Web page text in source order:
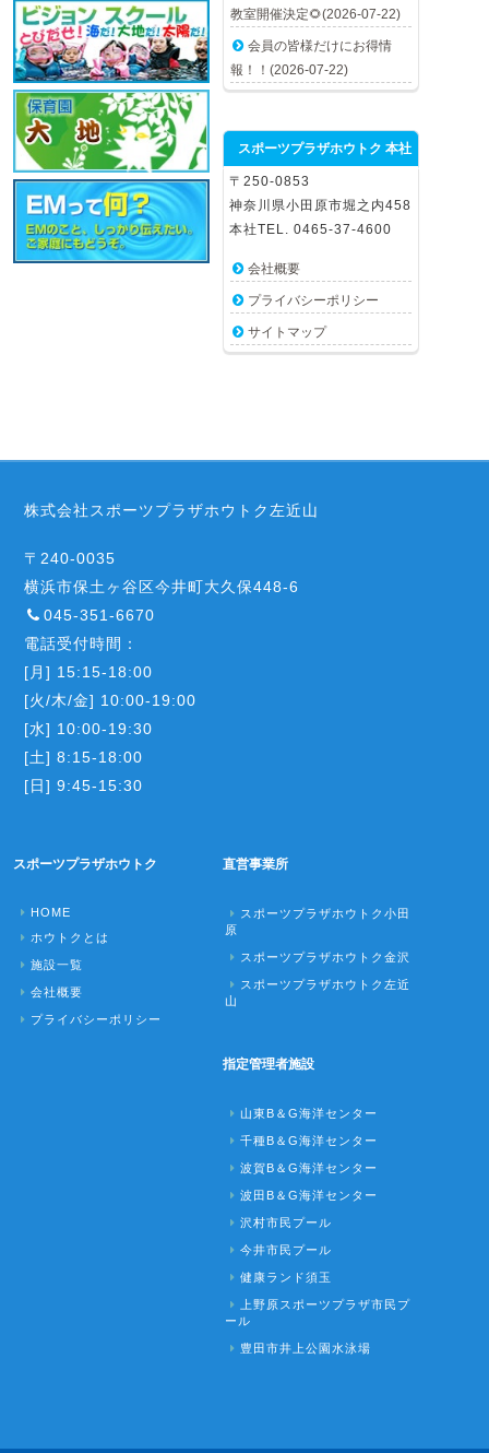
教室開催決定🌻(2026-07-22)
会員の皆様だけにお得情
報！！(2026-07-22)
スポーツプラザホウトク 本社
〒250-0853
神奈川県小田原市堀之内458
本社TEL. 0465-37-4600
会社概要
プライバシーポリシー
サイトマップ
株式会社スポーツプラザホウトク左近山
〒240-0035
横浜市保土ヶ谷区今井町大久保448-6
045-351-6670
電話受付時間：
[月] 15:15-18:00
[火/木/金] 10:00-19:00
[水] 10:00-19:30
[土] 8:15-18:00
[日] 9:45-15:30
スポーツプラザホウトク
HOME
ホウトクとは
施設一覧
会社概要
プライバシーポリシー
直営事業所
スポーツプラザホウトク小田
原
スポーツプラザホウトク金沢
スポーツプラザホウトク左近
山
指定管理者施設
山東B＆G海洋センター
千種B＆G海洋センター
波賀B＆G海洋センター
波田B＆G海洋センター
沢村市民プール
今井市民プール
健康ランド須玉
上野原スポーツプラザ市民プ
ール
豊田市井上公園水泳場